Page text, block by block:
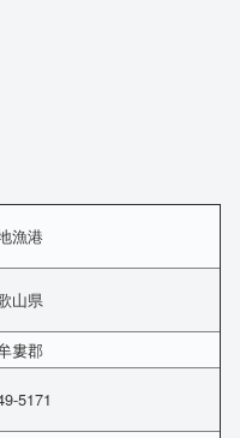
漁港
山県
婁郡
5171